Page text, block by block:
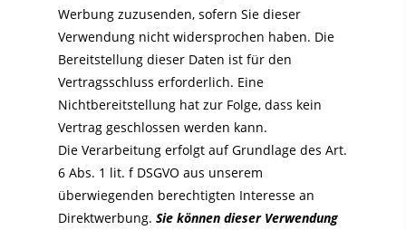
Werbung zuzusenden, sofern Sie dieser
Verwendung nicht widersprochen haben. Die
Bereitstellung dieser Daten ist für den
Vertragsschluss erforderlich. Eine
Nichtbereitstellung hat zur Folge, dass kein
Vertrag geschlossen werden kann.
Die Verarbeitung erfolgt auf Grundlage des Art.
6 Abs. 1 lit. f DSGVO aus unserem
überwiegenden berechtigten Interesse an
Direktwerbung. Sie können dieser Verwendung